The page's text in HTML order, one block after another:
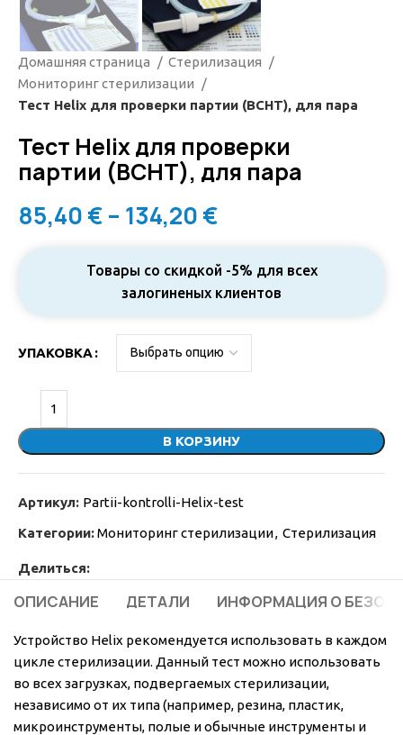
Домашняя страница
Стерилизация
Мониторинг стерилизации
Тест Helix для проверки партии (BCHT), для пара
Тест Helix для проверки
партии (BCHT), для пара
85,40 € – 134,20 €
Товары со скидкой -5% для всех
залогиненых клиентов
УПАКОВКА
В КОРЗИНУ
Артикул: Partii-kontrolli-Helix-test
Категории:Мониторинг стерилизации, Стерилизация
Делиться:
ОПИСАНИЕ ДЕТАЛИ ИНФОРМАЦИЯ О
Устройство Helix рекомендуется использовать в каждом
цикле стерилизации. Данный тест можно использовать
во всех загрузках, подвергаемых стерилизации,
независимо от их типа (например, резина, пластик,
микроинструменты, полые и обычные инструменты и